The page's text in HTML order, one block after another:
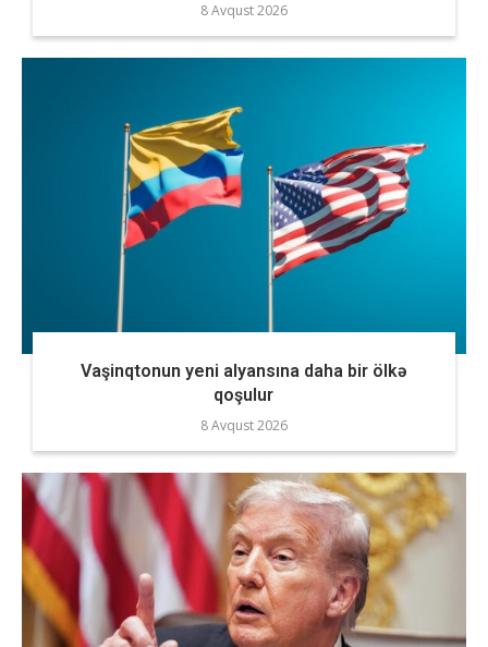
8 Avqust 2026
Vaşinqtonun yeni alyansına daha bir ölkə
qoşulur
8 Avqust 2026